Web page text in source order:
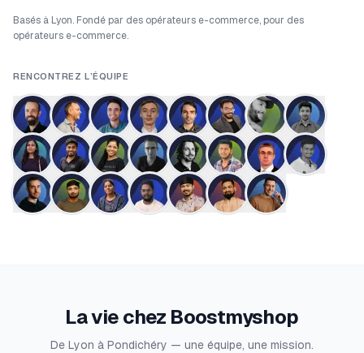
Basés à Lyon. Fondé par des opérateurs e-commerce, pour des
opérateurs e-commerce.
RENCONTREZ L’ÉQUIPE
La vie chez Boostmyshop
De Lyon à Pondichéry — une équipe, une mission.